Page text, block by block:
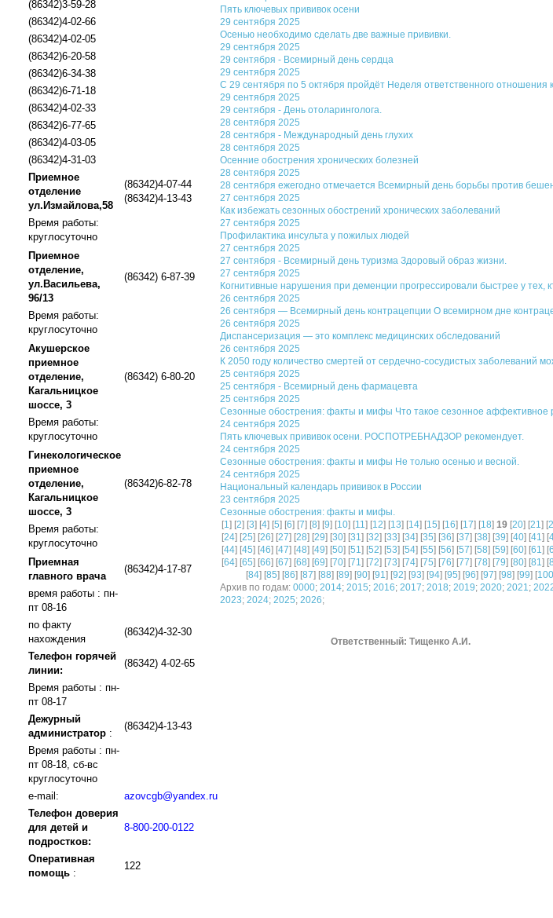
(86342)3-59-28
(86342)4-02-66
(86342)4-02-05
(86342)6-20-58
(86342)6-34-38
(86342)6-71-18
(86342)4-02-33
(86342)6-77-65
(86342)4-03-05
(86342)4-31-03
Приемное
отделение
ул.Измайлова,58
(86342)4-07-44
(86342)4-13-43
Время работы:
круглосуточно
Приемное
отделение,
ул.Васильева,
96/13
(86342) 6-87-39
Время работы:
круглосуточно
Акушерское
приемное
отделение,
Кагальницкое
шоссе, 3
(86342) 6-80-20
Время работы:
круглосуточно
Гинекологическое
приемное
отделение,
Кагальницкое
шоссе, 3
(86342)6-82-78
Время работы:
круглосуточно
Приемная
главного врача
(86342)4-17-87
время работы : пн-
пт 08-16
по факту
нахождения
(86342)4-32-30
Телефон горячей
линии:
(86342) 4-02-65
Время работы : пн-
пт 08-17
Дежурный
администратор :
(86342)4-13-43
Время работы : пн-
пт 08-18, сб-вс
круглосуточно
e-mail:
azovcgb@yandex.ru
Телефон доверия
для детей и
подростков:
8-800-200-0122
Оперативная
помощь :
122
Пять ключевых прививок осени
29 сентября 2025
Осенью необходимо сделать две важные прививки.
29 сентября 2025
29 сентября - Всемирный день сердца
29 сентября 2025
С 29 сентября по 5 октября пройдёт Неделя ответственного
29 сентября 2025
29 сентября - День отоларинголога.
28 сентября 2025
28 сентября - Международный день глухих
28 сентября 2025
Осенние обострения хронических болезней
28 сентября 2025
28 сентября ежегодно отмечается Всемирный день борьбы против
27 сентября 2025
Как избежать сезонных обострений хронических заболеваний
27 сентября 2025
Профилактика инсульта у пожилых людей
27 сентября 2025
27 сентября - Всемирный день туризма Здоровый образ жизни.
27 сентября 2025
Когнитивные нарушения при деменции прогрессировали быстрее у тех,
26 сентября 2025
26 сентября — Всемирный день контрацепции О всемирном дне
26 сентября 2025
Диспансеризация — это комплекс медицинских обследований
26 сентября 2025
К 2050 году количество смертей от сердечно-сосудистых заболеваний
25 сентября 2025
25 сентября - Всемирный день фармацевта
25 сентября 2025
Сезонные обострения: факты и мифы Что такое сезонное аффективное
24 сентября 2025
Пять ключевых прививок осени. РОСПОТРЕБНАДЗОР рекомендует.
24 сентября 2025
Сезонные обострения: факты и мифы Не только осенью и весной.
24 сентября 2025
Национальный календарь прививок в России
23 сентября 2025
Сезонные обострения: факты и мифы.
[1] [2] [3] [4] [5] [6] [7] [8] [9] [10] [11] [12] [13] [14] [15] [16] [17] [18] 19 [20] [21] [
[24] [25] [26] [27] [28] [29] [30] [31] [32] [33] [34] [35] [36] [37] [38] [39] [40] [41] [
[44] [45] [46] [47] [48] [49] [50] [51] [52] [53] [54] [55] [56] [57] [58] [59] [60] [61] [
[64] [65] [66] [67] [68] [69] [70] [71] [72] [73] [74] [75] [76] [77] [78] [79] [80] [81] [
[84] [85] [86] [87] [88] [89] [90] [91] [92] [93] [94] [95] [96] [97] [98] [99] [100
Архив по годам: 0000; 2014; 2015; 2016; 2017; 2018; 2019; 2020; 2021;
2023; 2024; 2025; 2026;
Ответственный: Тищенко А.И.